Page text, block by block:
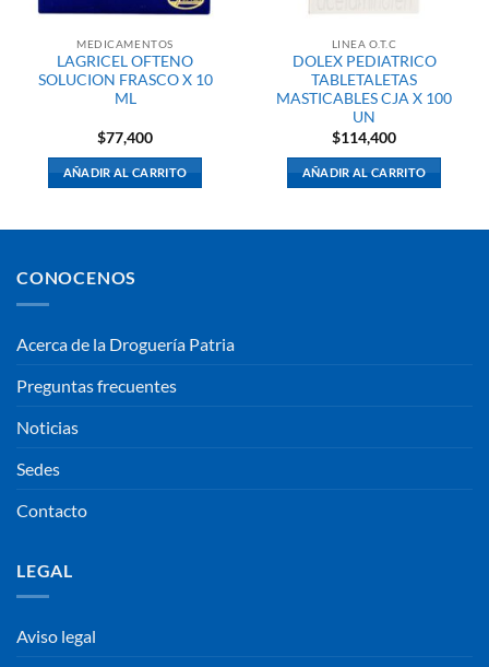
MEDICAMENTOS
LAGRICEL OFTENO
SOLUCION FRASCO X 10
ML
$77,400
AÑADIR AL CARRITO
LINEA O.T.C
DOLEX PEDIATRICO
TABLETALETAS
MASTICABLES CJA X 100
UN
$114,400
AÑADIR AL CARRITO
CONOCENOS
Acerca de la Droguería Patria
Preguntas frecuentes
Noticias
Sedes
Contacto
LEGAL
Aviso legal